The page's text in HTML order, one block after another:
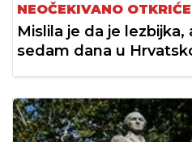
NEOČEKIVANO OTKRIĆE
Mislila je da je lezbijka,
sedam dana u